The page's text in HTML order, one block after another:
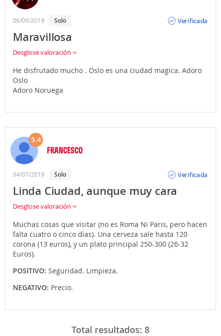
06/09/2019 Solo
Verificada
Maravillosa
Desglose valoración
He disfrutado mucho . Oslo es una ciudad magica. Adoro
Oslo
Adoro Noruega
5.4
FRANCESCO
04/07/2019 Solo
Verificada
Linda Ciudad, aunque muy cara
Desglose valoración
Muchas cosas que visitar (no es Roma Ni Paris, pero hacen
falta cuatro o cinco dìas). Una cerveza sale hasta 120
corona (13 euros), y un plato principal 250-300 (26-32
Euros).
POSITIVO: Seguridad. Limpieza.
NEGATIVO: Precio.
Total resultados: 8